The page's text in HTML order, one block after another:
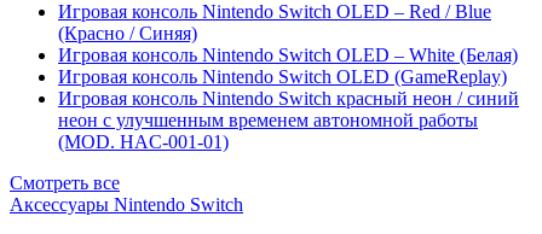
Игровая консоль Nintendo Switch OLED – Red / Blue
(Красно / Синяя)
Игровая консоль Nintendo Switch OLED – White (Белая)
Игровая консоль Nintendo Switch OLED (GameReplay)
Игровая консоль Nintendo Switch красный неон / синий
неон с улучшенным временем автономной работы
(MOD. HAC-001-01)
Смотреть все
Аксессуары Nintendo Switch